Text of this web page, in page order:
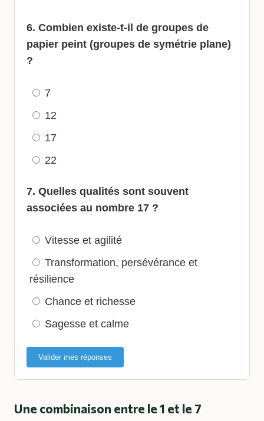
6. Combien existe-t-il de groupes de
papier peint (groupes de symétrie plane)
?
7
12
17
22
7. Quelles qualités sont souvent
associées au nombre 17 ?
Vitesse et agilité
Transformation, persévérance et
résilience
Chance et richesse
Sagesse et calme
Valider mes réponses
Une combinaison entre le 1 et le 7